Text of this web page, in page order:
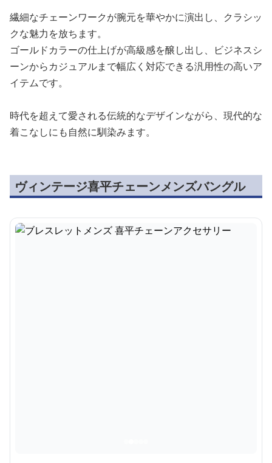
繊細なチェーンワークが腕元を華やかに演出し、クラシッ
クな魅力を放ちます。
ゴールドカラーの仕上げが高級感を醸し出し、ビジネスシ
ーンからカジュアルまで幅広く対応できる汎用性の高いア
イテムです。
時代を超えて愛される伝統的なデザインながら、現代的な
着こなしにも自然に馴染みます。
ヴィンテージ喜平チェーンメンズバングル